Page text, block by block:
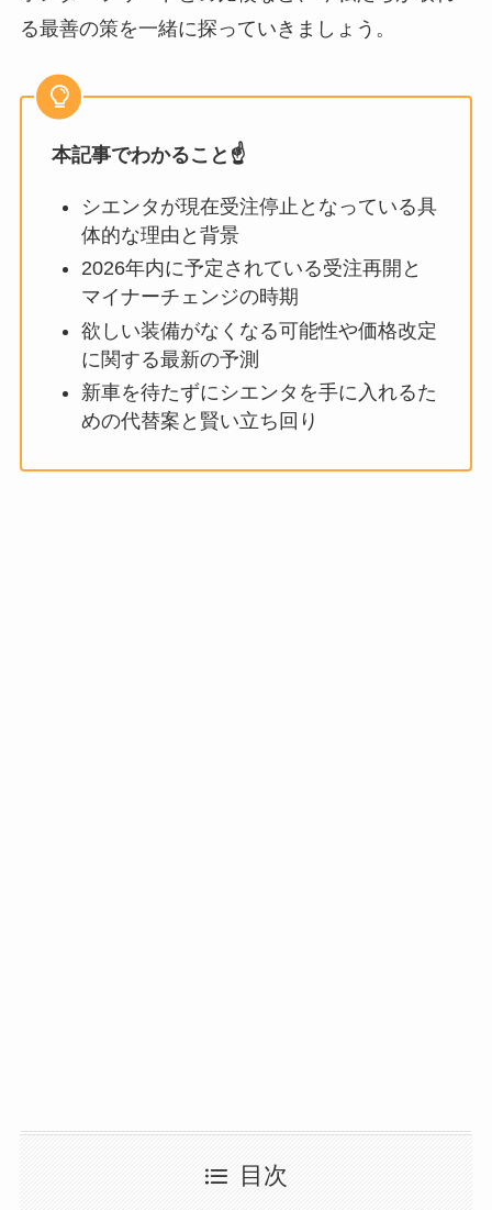
る最善の策を一緒に探っていきましょう。
本記事でわかること☝️
シエンタが現在受注停止となっている具
体的な理由と背景
2026年内に予定されている受注再開と
マイナーチェンジの時期
欲しい装備がなくなる可能性や価格改定
に関する最新の予測
新車を待たずにシエンタを手に入れるた
めの代替案と賢い立ち回り
目次